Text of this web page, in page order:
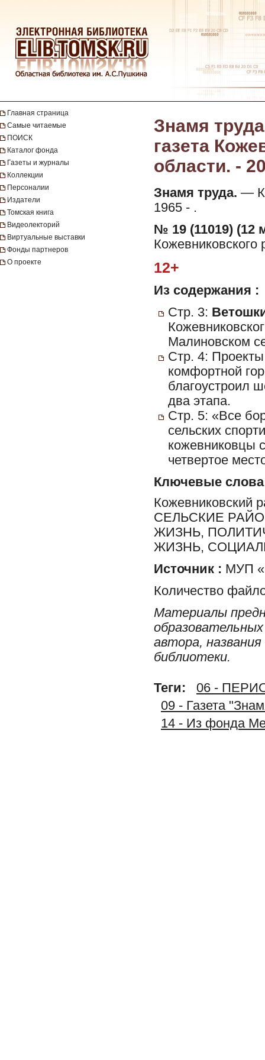
Главная страница
Самые читаемые
ПОИСК
Каталог фонда
Газеты и журналы
Коллекции
Персоналии
Издатели
Томская книга
Видеолекторий
Виртуальные выставки
Фонды партнеров
О проекте
Знамя
газета
области. -
Знамя труда. —
1965 - .
№ 19 (11019) (12
12+
Из содержания :
Стр. 3:
Малиновском
Стр. 4:
комфортной
благоустроил
два этапа.
Стр. 5: «Все
сельских
кожевниковцы
четвертое
Ключевые слова
Кожевниковский
СЕЛЬСКИЕ
ЖИЗНЬ,
ЖИЗНЬ,
Источник : МУП
Количество
Материалы
автора,
библиотеки.
Теги:
06 -
09 - Газета
14 - Из фонда